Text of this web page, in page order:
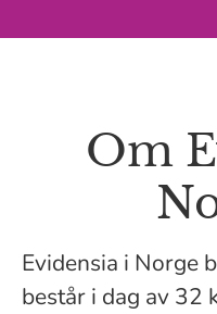
Om
Evidensia i Norge
består i dag av 32